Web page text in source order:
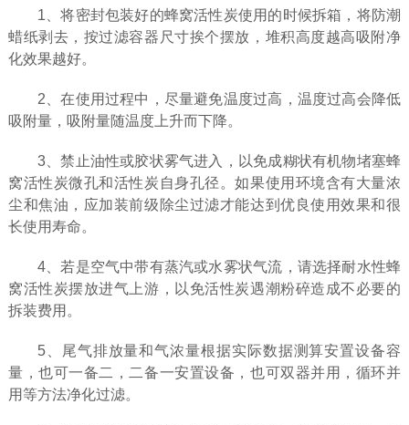
1、将密封包装好的蜂窝活性炭使用的时候拆箱，将防潮
蜡纸剥去，按过滤容器尺寸挨个摆放，堆积高度越高吸附净
化效果越好。
2、在使用过程中，尽量避免温度过高，温度过高会降低
吸附量，吸附量随温度上升而下降。
3、禁止油性或胶状雾气进入，以免成糊状有机物堵塞蜂
窝活性炭微孔和活性炭自身孔径。如果使用环境含有大量浓
尘和焦油，应加装前级除尘过滤才能达到优良使用效果和很
长使用寿命。
4、若是空气中带有蒸汽或水雾状气流，请选择耐水性蜂
窝活性炭摆放进气上游，以免活性炭遇潮粉碎造成不必要的
拆装费用。
5、尾气排放量和气浓量根据实际数据测算安置设备容
量，也可一备二，二备一安置设备，也可双器并用，循环并
用等方法净化过滤。